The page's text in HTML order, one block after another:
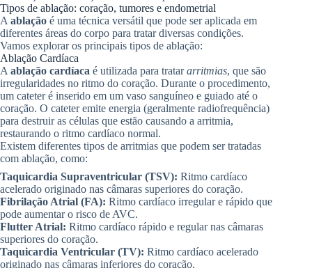
Tipos de ablação: coração, tumores e endometrial
A ablação é uma técnica versátil que pode ser aplicada em
diferentes áreas do corpo para tratar diversas condições.
Vamos explorar os principais tipos de ablação:
Ablação Cardíaca
A ablação cardíaca é utilizada para tratararritmias, que são
irregularidades no ritmo do coração. Durante o procedimento,
um cateter é inserido em um vaso sanguíneo e guiado até o
coração. O cateter emite energia (geralmente radiofrequência)
para destruir as células que estão causando a arritmia,
restaurando o ritmo cardíaco normal.
Existem diferentes tipos de arritmias que podem ser tratadas
com ablação, como:
Taquicardia Supraventricular (TSV): Ritmo cardíaco
acelerado originado nas câmaras superiores do coração.
Fibrilação Atrial (FA): Ritmo cardíaco irregular e rápido que
pode aumentar o risco de AVC.
Flutter Atrial: Ritmo cardíaco rápido e regular nas câmaras
superiores do coração.
Taquicardia Ventricular (TV): Ritmo cardíaco acelerado
originado nas câmaras inferiores do coração.